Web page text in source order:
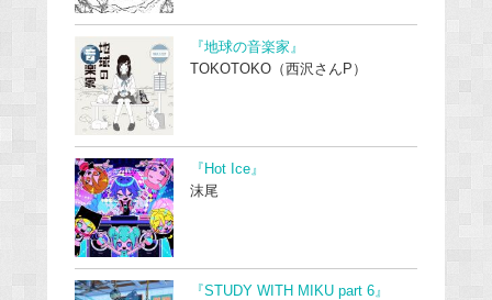
『地球の音楽家』
TOKOTOKO（西沢さんP）
『Hot Ice』
沫尾
『STUDY WITH MIKU part 6』